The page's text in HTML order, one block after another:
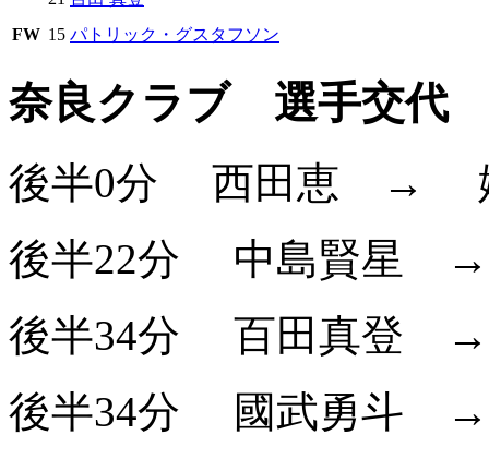
FW 15 パトリック・グスタフソン
奈良クラブ 選手交代
後半0分 西田恵 →
後半22分
中島賢星
後半34分
百田真登
後半34分
國武勇斗